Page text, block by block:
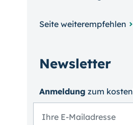
Seite weiterempfehlen
Newsletter
Anmeldung zum